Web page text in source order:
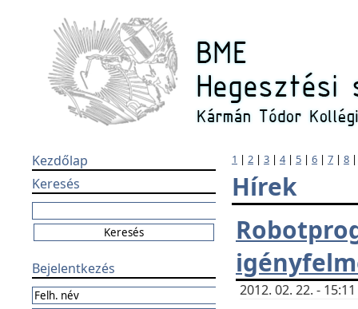
Kezdőlap
Keresés
Bejelentkezés
1 | 2 | 3 | 4| 5 | 6 | 7 | 8
Hírek
2012. 02. 22. -